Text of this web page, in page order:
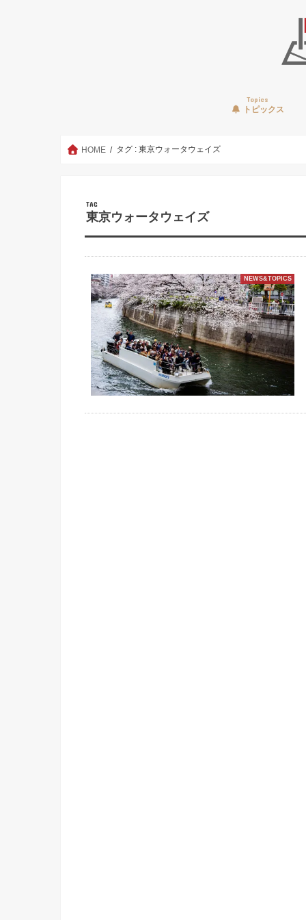
Topics
トピックス
HOME タグ : 東京ウォータウェイズ
TAG
東京ウォータウェイズ
NEWS&TOPICS